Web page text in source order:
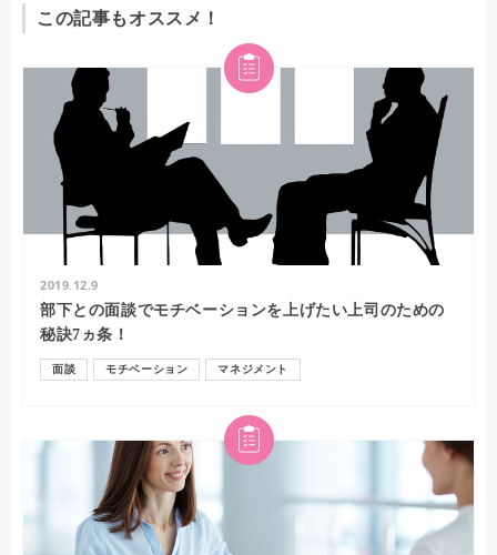
この記事もオススメ！
2019.12.9
部下との面談でモチベーションを上げたい上司のための
秘訣7ヵ条！
面談 モチベーション マネジメント